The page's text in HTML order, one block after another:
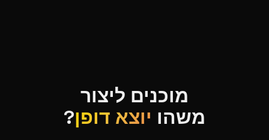
מוכנים ליצור
משהו יוצא דופן?